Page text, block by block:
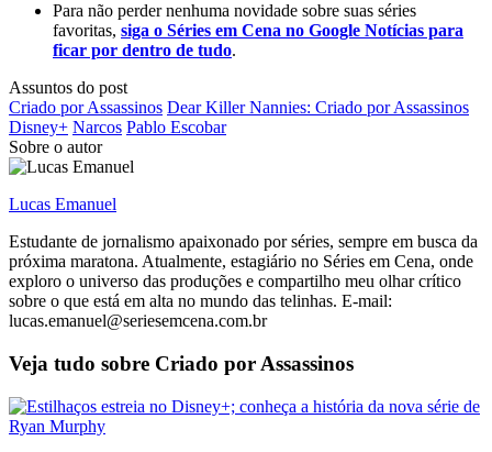
Para não perder nenhuma novidade sobre suas séries
favoritas, siga o Séries em Cena no Google Notícias para
ficar por dentro de tudo.
Assuntos do post
Criado por Assassinos Dear Killer Nannies: Criado por Assassinos
Disney+ Narcos Pablo Escobar
Sobre o autor
Lucas Emanuel
Estudante de jornalismo apaixonado por séries, sempre em busca da
próxima maratona. Atualmente, estagiário no Séries em Cena, onde
exploro o universo das produções e compartilho meu olhar crítico
sobre o que está em alta no mundo das telinhas. E-mail:
lucas.emanuel@seriesemcena.com.br
Veja tudo sobre Criado por Assassinos